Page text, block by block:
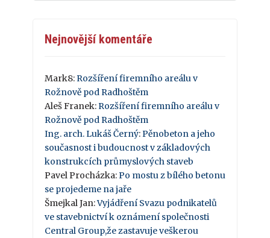
Nejnovější komentáře
Mark8: Rozšíření firemního areálu v
Rožnově pod Radhoštěm
Aleš Franek: Rozšíření firemního areálu v
Rožnově pod Radhoštěm
Ing. arch. Lukáš Černý: Pěnobeton a jeho
současnost i budoucnost v základových
konstrukcích průmyslových staveb
Pavel Procházka: Po mostu z bílého betonu
se projedeme na jaře
Šmejkal Jan:Vyjádření Svazu podnikatelů
ve stavebnictví k oznámení společnosti
Central Group,že zastavuje veškerou